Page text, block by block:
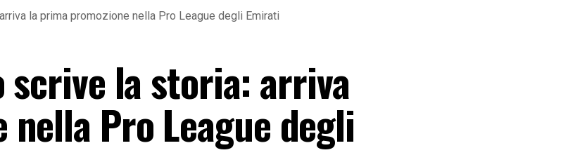
la prima promozione nella Pro League degli Emirati
scrive la storia: arriva
Pro League degli